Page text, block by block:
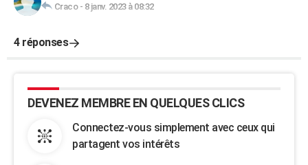
Craco- 8 janv. 2023 à 08:32
4 réponses
DEVENEZ MEMBRE EN QUELQUES CLICS
Connectez-vous simplement avec ceux qui
partagent vos intérêts